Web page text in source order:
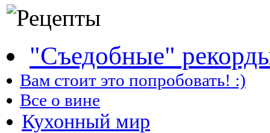
"Съедобные"
Вам стоит это попробовать! :)
Все о вине
Кухонный мир